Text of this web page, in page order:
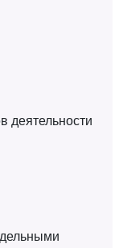
деятельности